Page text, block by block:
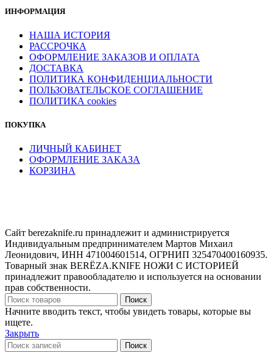
ИНФОРМАЦИЯ
НАША ИСТОРИЯ
РАССРОЧКА
ОФОРМЛЕНИЕ ЗАКАЗОВ И ОПЛАТА
ДОСТАВКА
ПОЛИТИКА КОНФИДЕНЦИАЛЬНОСТИ
ПОЛЬЗОВАТЕЛЬСКОЕ СОГЛАШЕНИЕ
ПОЛИТИКА cookies
ПОКУПКА
ЛИЧНЫЙ КАБИНЕТ
ОФОРМЛЕНИЕ ЗАКАЗА
КОРЗИНА
Сайт berezaknife.ru принадлежит и администрируется
Индивидуальным предпринимателем Мартов Михаил
Леонидович, ИНН 471004601514, ОГРНИП 325470400160935.
Товарный знак BERËZA.KNIFE НОЖИ С ИСТОРИЕЙ
принадлежит правообладателю и используется на основании
прав собственности.
Поиск
Начните вводить текст, чтобы увидеть товары, которые вы
ищете.
Закрыть
Поиск